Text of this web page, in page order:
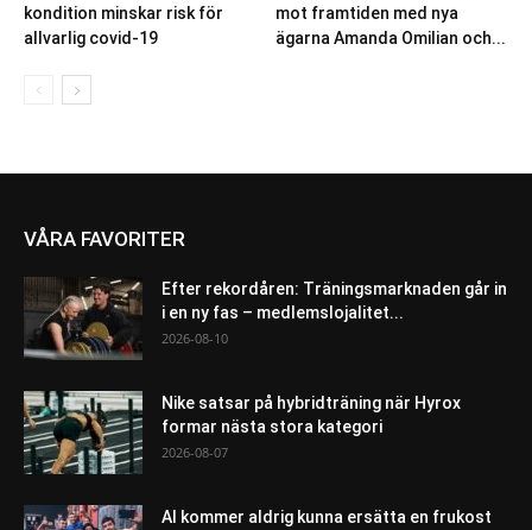
kondition minskar risk för
allvarlig covid-19
mot framtiden med nya
ägarna Amanda Omilian och...
VÅRA FAVORITER
Efter rekordåren: Träningsmarknaden går in
i en ny fas – medlemslojalitet...
2026-08-10
Nike satsar på hybridträning när Hyrox
formar nästa stora kategori
2026-08-07
AI kommer aldrig kunna ersätta en frukost